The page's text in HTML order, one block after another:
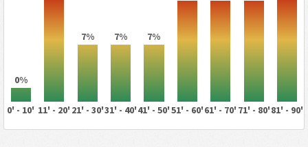
0%
7% 7% 7%
0' - 10' 11' - 20' 21' - 30'31' - 40'41' - 50'51' - 60'61' - 70' 71' - 80'81' - 90'